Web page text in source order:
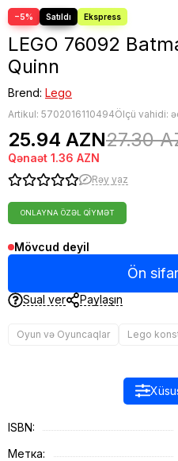
−5%
LEGO 76092
Quinn
Brend: Lego
Artikul: 5702016110494Ölçü vahidi:
25.94 AZN27.30
Qənaət 1.36 AZN
Rəy yaz
ONLAYNA ÖZƏL QIYMƏT
Mövcud deyil
Ön
Sual ver Paylaşın
Oyun və Oyuncaqlar Lego
ISBN:
Метка: